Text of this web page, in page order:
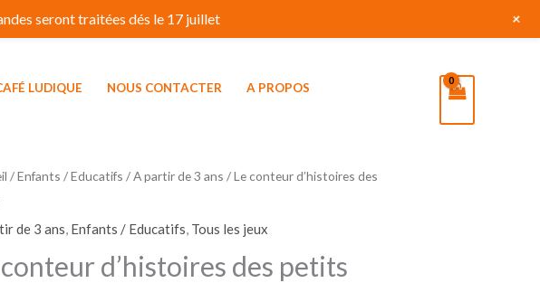
LUDIQUE NOUS CONTACTER
A PROPOS
/Enfants / Educatifs /A partir de 3 ans / Le conteur d’histoires des
de 3 ans, Enfants / Educatifs, Tous les jeux
d’histoires des petits
seront traitées dés le 17 juillet +